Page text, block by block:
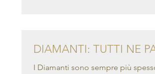
DIAMANTI: TUTTI NE
I Diamanti sono sempre più